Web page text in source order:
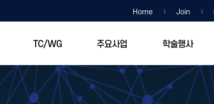
Home Join
TC/WG 주요사업 학술행사